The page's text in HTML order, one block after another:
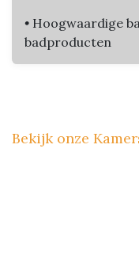
• Hoogwaardige
badproducten
Bekijk onze